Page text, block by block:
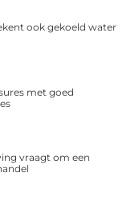
ook gekoeld water
met goed
vraagt om een